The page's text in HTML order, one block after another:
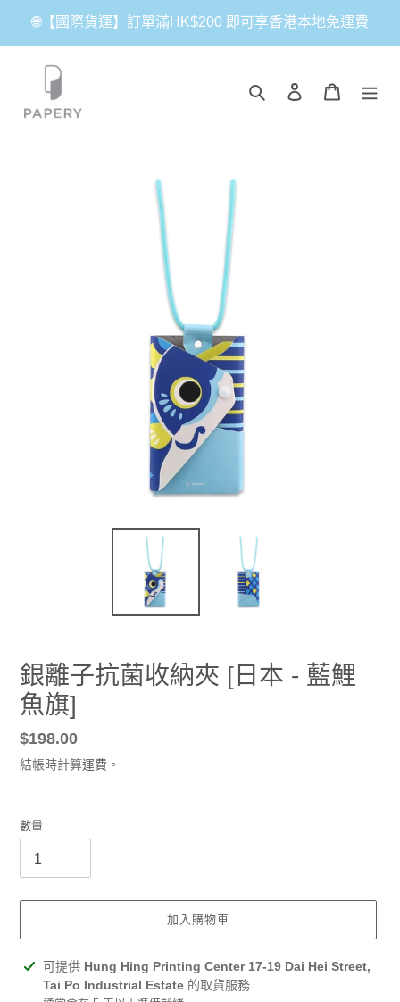
內
🌐【國際貨運】訂單滿HK$200 即可享香港本地免運費
搜尋 登入 購物車
銀離子抗菌收納夾 [日本 - 藍鯉
魚旗]
定
價
$198.00
結帳時計算運費 。
數量
加入購物車
正
可提供 Hung Hing Printing Center 17-19 Dai Hei Street,
Tai Po Industrial Estate 的取貨服務